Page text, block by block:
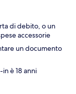
di debito, o un
accessorie
un documento
è 18 anni